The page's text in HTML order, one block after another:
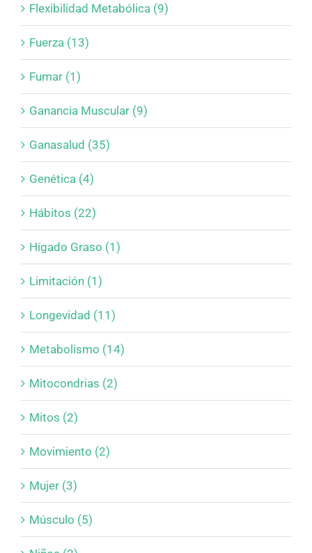
Flexibilidad Metabólica (9)
Fuerza (13)
Fumar (1)
Ganancia Muscular (9)
Ganasalud (35)
Genética (4)
Hábitos (22)
Hígado Graso (1)
Limitación (1)
Longevidad (11)
Metabolismo (14)
Mitocondrias (2)
Mitos (2)
Movimiento (2)
Mujer (3)
Músculo (5)